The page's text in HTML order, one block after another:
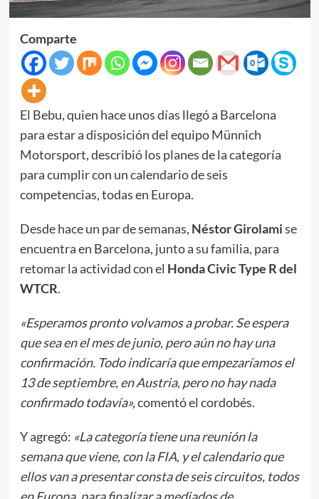
Comparte
El Bebu, quien hace unos días llegó a Barcelona
para estar a disposición del equipo Münnich
Motorsport, describió los planes de la categoría
para cumplir con un calendario de seis
competencias, todas en Europa.
Desde hace un par de semanas, Néstor Girolamise
encuentra en Barcelona, junto a su familia, para
retomar la actividad con el Honda Civic Type R del
WTCR.
«Esperamos pronto volvamos a probar. Se espera
que sea en el mes de junio, pero aún no hay una
confirmación. Todo indicaría que empezaríamos el
13 de septiembre, en Austria, pero no hay nada
confirmado todavía»,comentó el cordobés.
Y agregó: «La categoría tiene una reunión la
semana que viene, con la FIA, y el calendario que
ellos van a presentar consta de seis circuitos, todos